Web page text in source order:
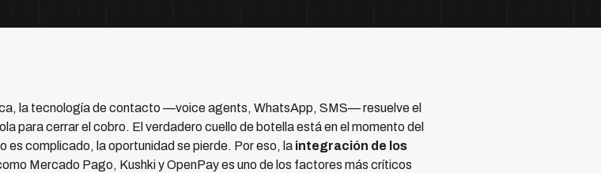
la tecnología de contacto —voice agents, WhatsApp, SMS— resuelve el
para cerrar el cobro. El verdadero cuello de botella está en el momento del
es complicado, la oportunidad se pierde. Por eso, la integración de los
Mercado Pago, Kushki y OpenPay es uno de los factores más críticos